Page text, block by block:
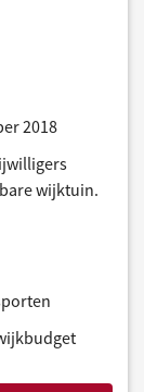
2018
wijktuin.